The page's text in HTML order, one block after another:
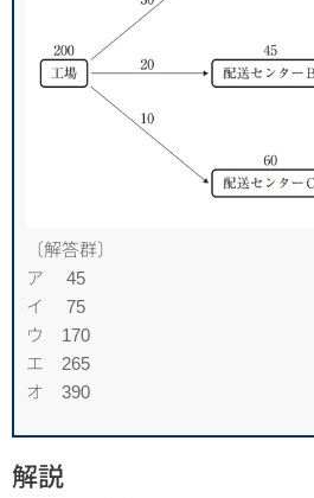
〔解答群〕
ア 45
イ 75
ウ 170
エ 265
オ 390
解説